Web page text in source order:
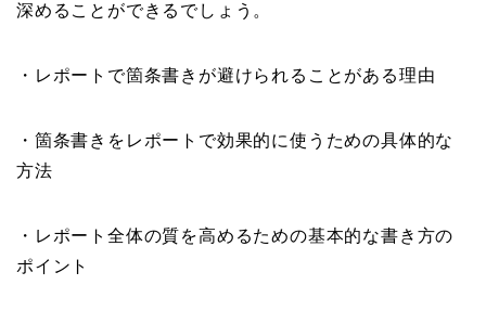
深めることができるでしょう。
・レポートで箇条書きが避けられることがある理由
・箇条書きをレポートで効果的に使うための具体的な
方法
・レポート全体の質を高めるための基本的な書き方の
ポイント